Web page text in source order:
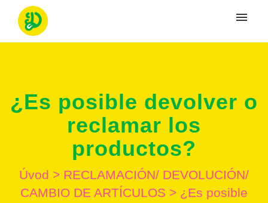
Prihlásenie
¿Es posible devolver o
reclamar los
productos?
Úvod > RECLAMACIÓN/ DEVOLUCIÓN/
CAMBIO DE ARTÍCULOS > ¿Es posible